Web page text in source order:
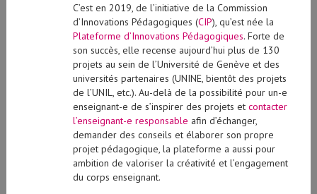
C’est en 2019, de l’initiative de la Commission
d’Innovations Pédagogiques (CIP), qu’est née la
Plateforme d’Innovations Pédagogiques. Forte de
son succès, elle recense aujourd’hui plus de 130
projets au sein de l’Université de Genève et des
universités partenaires (UNINE, bientôt des projets
de l’UNIL, etc.). Au-delà de la possibilité pour un-e
enseignant-e de s’inspirer des projets et contacter
l’enseignant-e responsable afin d’échanger,
demander des conseils et élaborer son propre
projet pédagogique, la plateforme a aussi pour
ambition de valoriser la créativité et l’engagement
du corps enseignant.